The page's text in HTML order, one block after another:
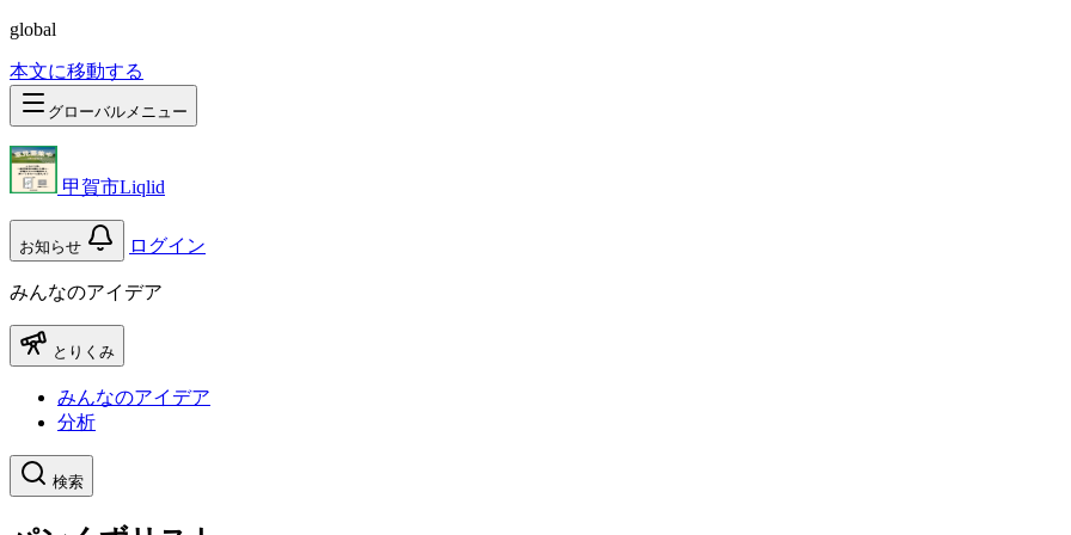
global
本文に移動する
グローバルメニュー
甲賀市Liqlid
お知らせ ログイン
みんなのアイデア
とりくみ
みんなのアイデア
分析
検索